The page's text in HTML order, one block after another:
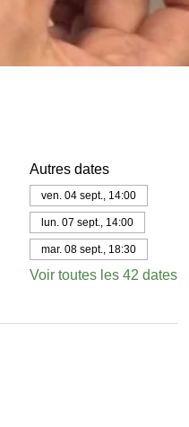
Autres dates
ven. 04 sept., 14:00
lun. 07 sept., 14:00
mar. 08 sept., 18:30
Voir toutes les 42 dates